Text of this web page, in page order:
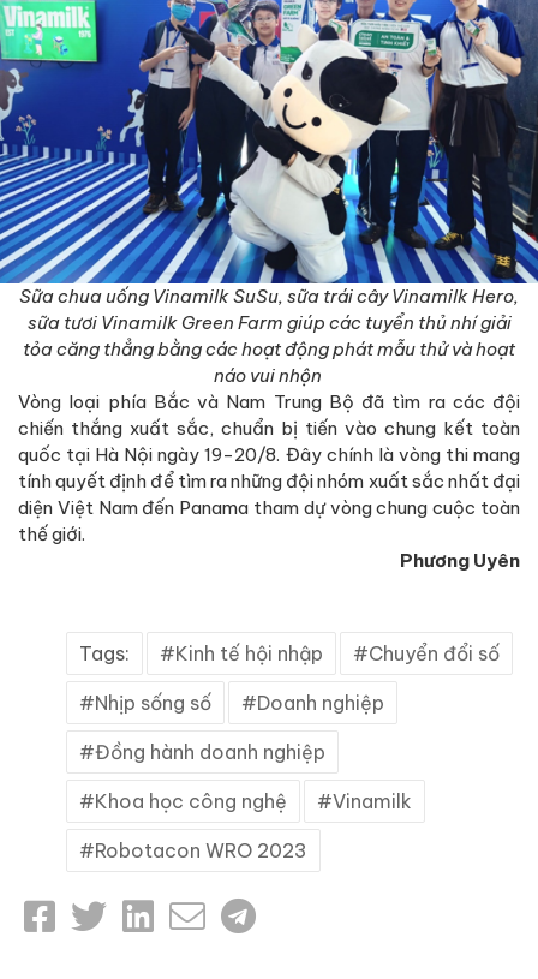
Sữa chua uống Vinamilk SuSu, sữa trái cây Vinamilk Hero,
sữa tươi Vinamilk Green Farm giúp các tuyển thủ nhí giải
tỏa căng thẳng bằng các hoạt động phát mẫu thử và hoạt
náo vui nhộn
Vòng loại phía Bắc và Nam Trung Bộ đã tìm ra các đội
chiến thắng xuất sắc, chuẩn bị tiến vào chung kết toàn
quốc tại Hà Nội ngày 19-20/8. Đây chính là vòng thi mang
tính quyết định để tìm ra những đội nhóm xuất sắc nhất đại
diện Việt Nam đến Panama tham dự vòng chung cuộc toàn
thế giới.
Phương Uyên
Tags: Kinh tế hội nhập Chuyển đổi số
Nhịp sống số Doanh nghiệp
Đồng hành doanh nghiệp
Khoa học công nghệ Vinamilk
Robotacon WRO 2023